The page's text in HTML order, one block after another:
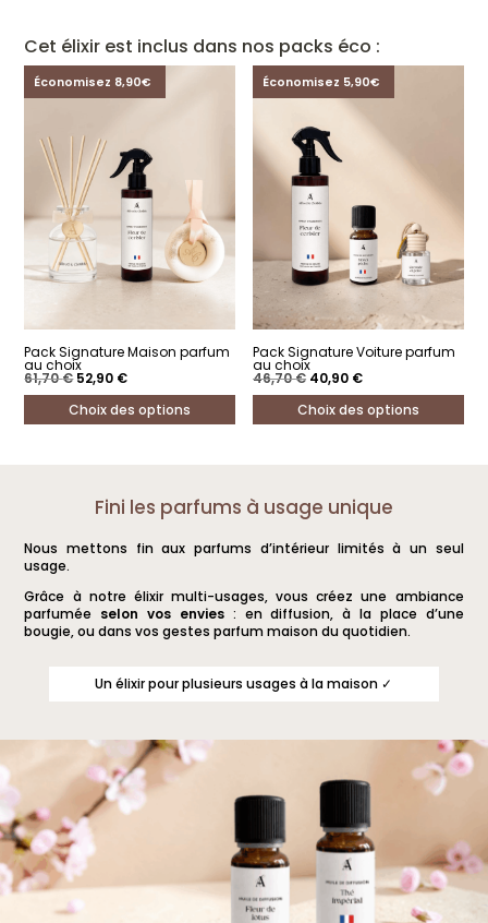
Cet élixir est inclus dans nos packs éco :
Économisez 8,90€
Pack Signature Maison parfum
au choix
61,70€ Le
prix
initial
était :
61,70 €.
52,90 €Le
actuel
est :
52,90 €.
Choix des options
variations.
options
peuvent
du
produit
Économisez 5,90€
Pack Signature Voiture parfum
au choix
46,70€ Le
prix
initial
était :
46,70 €.
40,90 €Le
actuel
est :
40,90 €.
Choix des options
plusieurs
variations.
options
peuvent
choisies
du
produit
Fini les parfums à usage unique
Nous mettons fin aux parfums d’intérieur limités à un seul
usage.
Grâce à notre élixir multi-usages, vous créez une ambiance
parfumée selon vos envies: en diffusion, à la place d’une
bougie, ou dans vos gestes parfum maison du quotidien.
Un élixir pour plusieurs usages à la maison ✓